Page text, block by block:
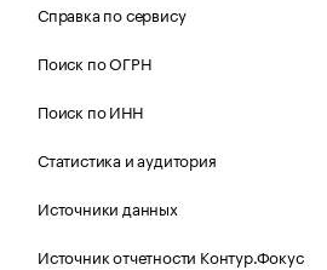
Справка по сервису
Поиск по ОГРН
Поиск по ИНН
Статистика и аудитория
Источники данных
Источник отчетности Контур.Фокус